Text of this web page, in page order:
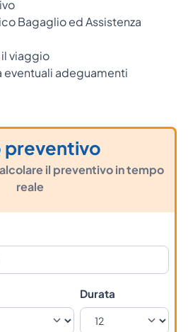
Bagaglio ed Assistenza
il viaggio
eventuali adeguamenti
preventivo
il preventivo in tempo
reale
Durata